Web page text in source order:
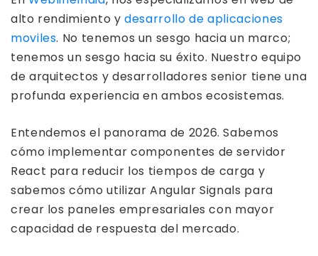
alto rendimiento ydesarrollo de aplicaciones
moviles. No tenemos un sesgo hacia un marco;
tenemos un sesgo hacia su éxito. Nuestro equipo
de arquitectos y desarrolladores senior tiene una
profunda experiencia en ambos ecosistemas.
Entendemos el panorama de 2026. Sabemos
cómo implementar componentes de servidor
React para reducir los tiempos de carga y
sabemos cómo utilizar Angular Signals para
crear los paneles empresariales con mayor
capacidad de respuesta del mercado.